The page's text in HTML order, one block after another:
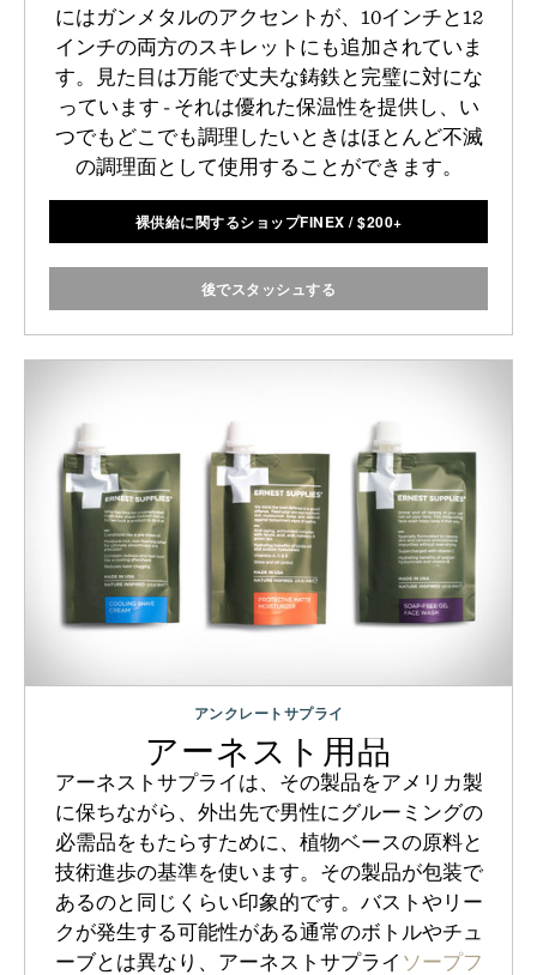
にはガンメタルのアクセントが、10インチと12
インチの両方のスキレットにも追加されていま
す。見た目は万能で丈夫な鋳鉄と完璧に対にな
っています - それは優れた保温性を提供し、い
つでもどこでも調理したいときはほとんど不滅
の調理面として使用することができます。
裸供給に関するショップFINEX /$200+
後でスタッシュする
アンクレートサプライ
アーネスト用品
アーネストサプライは、その製品をアメリカ製
に保ちながら、外出先で男性にグルーミングの
必需品をもたらすために、植物ベースの原料と
技術進歩の基準を使います。その製品が包装で
あるのと同じくらい印象的です。バストやリー
クが発生する可能性がある通常のボトルやチュ
ーブとは異なり、アーネストサプライ ソープフ